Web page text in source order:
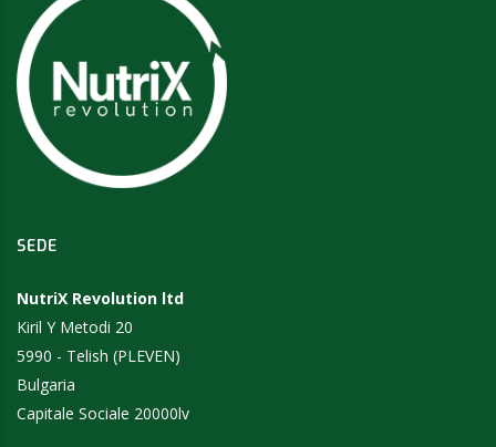
SEDE
NutriX Revolution ltd
Kiril Y Metodi 20
5990 - Telish (PLEVEN)
Bulgaria
Capitale Sociale 20000lv